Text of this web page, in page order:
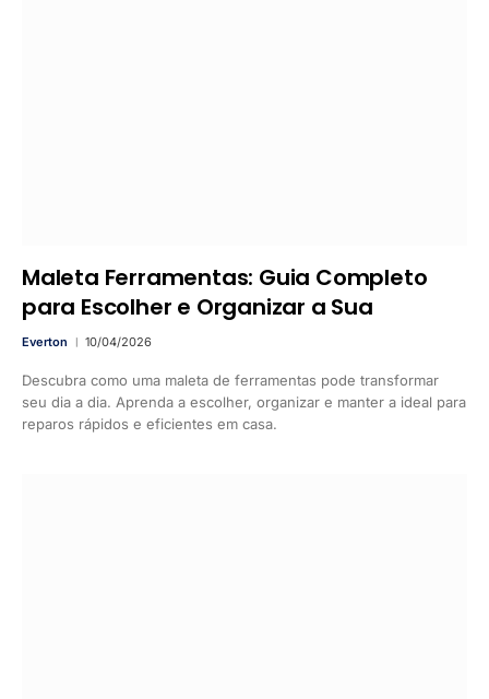
Maleta Ferramentas: Guia Completo
para Escolher e Organizar a Sua
Everton 10/04/2026
Descubra como uma maleta de ferramentas pode transformar
seu dia a dia. Aprenda a escolher, organizar e manter a ideal para
reparos rápidos e eficientes em casa.